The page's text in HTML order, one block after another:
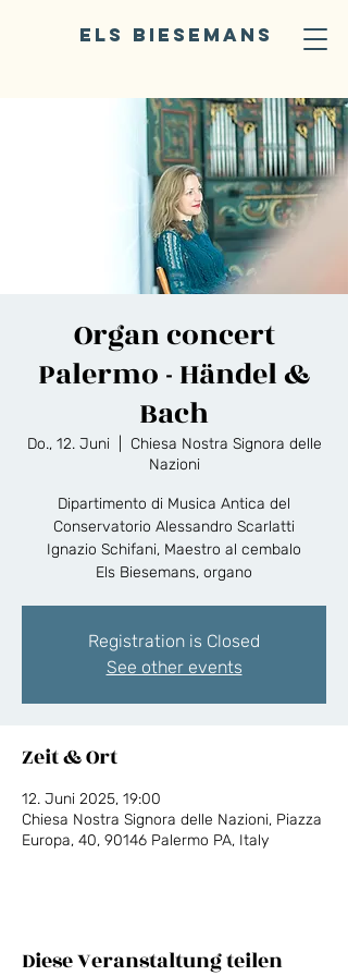
ELS BIESEMANS
Organ concert
Palermo - Händel &
Bach
Do., 12. Juni
  |
Chiesa Nostra Signora delle
Nazioni
Dipartimento di Musica Antica del
Conservatorio Alessandro Scarlatti
Ignazio Schifani, Maestro al cembalo
Els Biesemans, organo
Registration is Closed
See other events
Zeit & Ort
12. Juni 2025, 19:00
Chiesa Nostra Signora delle Nazioni, Piazza
Europa, 40, 90146 Palermo PA, Italy
Diese Veranstaltung teilen